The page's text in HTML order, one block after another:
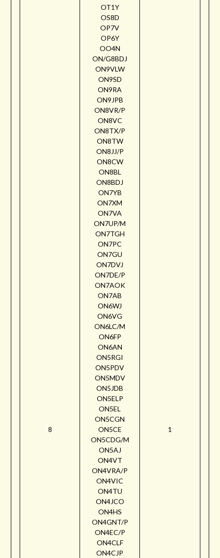
8
OT1Y
OS8D
OP7V
OP6Y
OO4N
ON/G8BDJ
ON9VLW
ON9SD
ON9RA
ON9JPB
ON8VR/P
ON8VC
ON8TX/P
ON8TW
ON8JJ/P
ON8CW
ON8BL
ON8BDJ
ON7YB
ON7XM
ON7VA
ON7UP/M
ON7TGH
ON7PC
ON7GU
ON7DVJ
ON7DE/P
ON7AOK
ON7AB
ON6WJ
ON6VG
ON6LC/M
ON6FP
ON6AN
ON5RGI
ON5PDV
ON5MDV
ON5JDB
ON5ELP
ON5EL
ON5CGN
ON5CE
ON5CDG/M
ON5AJ
ON4VT
ON4VRA/P
ON4VIC
ON4TU
ON4JCO
ON4HS
ON4GNT/P
ON4EC/P
ON4CLF
ON4CJP
1